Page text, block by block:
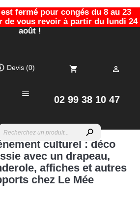
fermé pour congés du 8 au 23
de vous revoir à partir du lundi 24
août !
02 99 38 10 47
Devis (0)
search

shopping_cart 
culturel : déco
avec un drapeau,
affiches et autres
chez Le Mée